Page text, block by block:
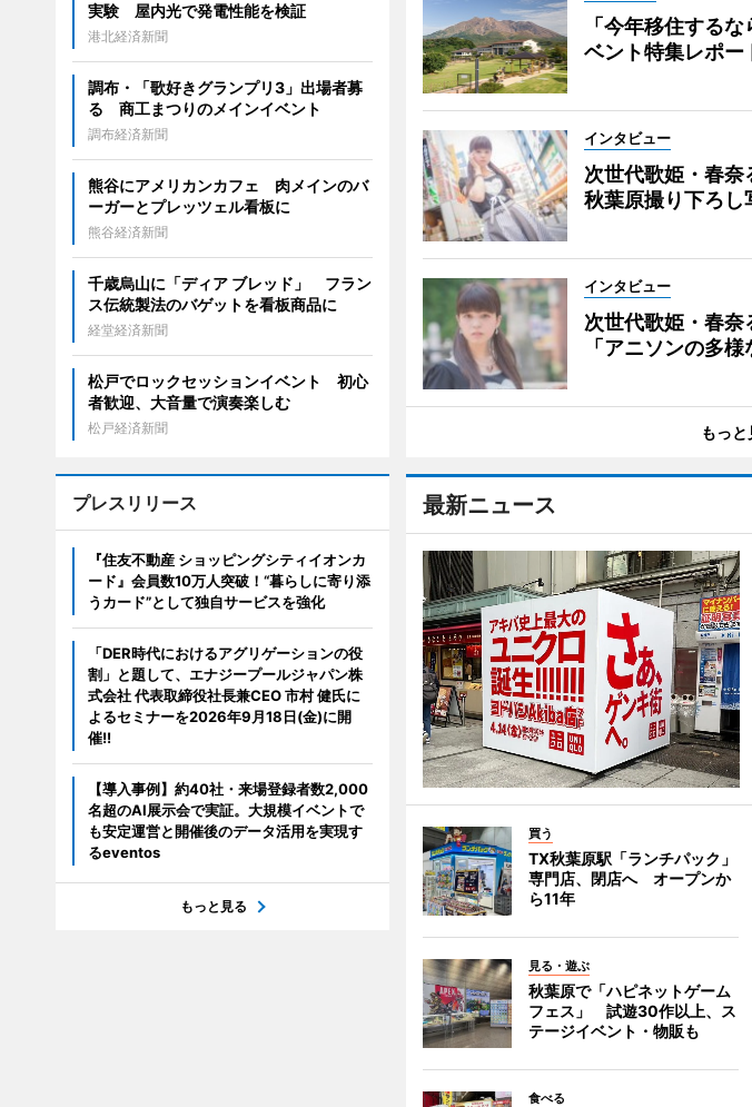
「今年移住する
ベント特集レポー
インタビュー
次世代歌姫・春奈
秋葉原撮り下ろし
インタビュー
次世代歌姫・春奈
「アニソンの多
もっと
最新ニュース
買う
TX秋葉原駅「ランチパック」
専門店、閉店へ オープンか
ら11年
見る・遊ぶ
秋葉原で「ハピネットゲーム
フェス」 試遊30作以上、ス
テージイベント・物販も
食べる
実験 屋内光で発電性能を検証
港北経済新聞
調布・「歌好きグランプリ3」出場者募
る 商工まつりのメインイベント
調布経済新聞
熊谷にアメリカンカフェ 肉メインのバ
ーガーとプレッツェル看板に
熊谷経済新聞
千歳烏山に「ディア ブレッド」 フラン
ス伝統製法のバゲットを看板商品に
経堂経済新聞
松戸でロックセッションイベント 初心
者歓迎、大音量で演奏楽しむ
松戸経済新聞
プレスリリース
『住友不動産 ショッピングシティイオンカ
ード』会員数10万人突破！“暮らしに寄り添
うカード”として独自サービスを強化
「DER時代におけるアグリゲーションの役
割」と題して、エナジープールジャパン株
式会社 代表取締役社長兼CEO 市村 健氏に
よるセミナーを2026年9月18日(金)に開
催!!
【導入事例】約40社・来場登録者数2,000
名超のAI展示会で実証。大規模イベントで
も安定運営と開催後のデータ活用を実現す
るeventos
もっと見る